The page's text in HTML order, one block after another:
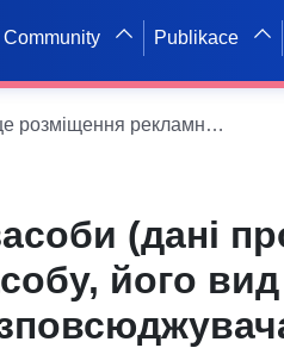
Community Publikace
Інформація про рекламні засоби (дані про місце розміщення рекламного засобу, його вид і розміри, найменування розповсюджувача зовнішньої реклами, номер телефону розміщувача реклами, адреса електронної пошти, дата видачі дозволу та строк його дії, номер і дата укладення договору, якщо місце розміщення рекламного засобу належить до комунальної власності)
(дані
його вид